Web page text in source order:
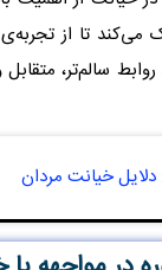
می‌کند تا از
روابط سالم‌تر،
دلایل خیانت مردان